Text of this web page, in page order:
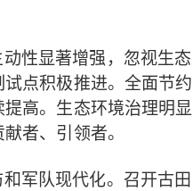
性显著增强 ，忽视生态
点积极推进。全面节约
高。生态环境治理明显
者、引领者。
军队现代化。召开古田